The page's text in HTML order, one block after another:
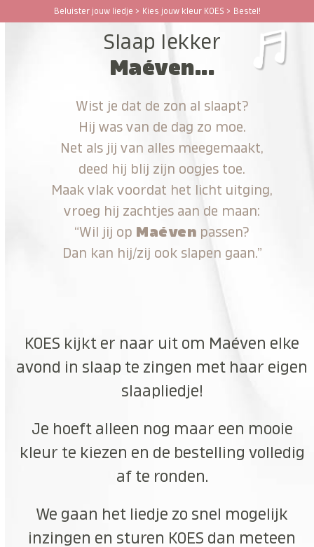
Beluister jouw liedje > Kies jouw kleur KOES > Bestel!
Open
Close
Slaap lekker
Maéven...
Wist je dat de zon al slaapt?
Hij was van de dag zo moe.
Net als jij van alles meegemaakt,
deed hij blij zijn oogjes toe.
Maak vlak voordat het licht uitging,
vroeg hij zachtjes aan de maan:
“Wil jij op Maéven passen?
Dan kan hij/zij ook slapen gaan.”
KOES kijkt er naar uit om Maéven elke
avond in slaap te zingen met haar eigen
slaapliedje!
Je hoeft alleen nog maar een mooie
kleur te kiezen en de bestelling volledig
af te ronden.
We gaan het liedje zo snel mogelijk
inzingen en sturen KOES dan meteen